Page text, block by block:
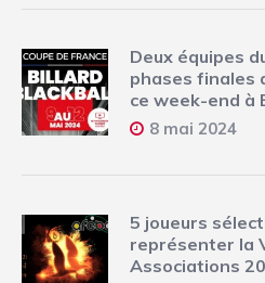
Deux équipes
phases finales
ce week-end à
8 mai 2024
5 joueurs
représenter la
Associations